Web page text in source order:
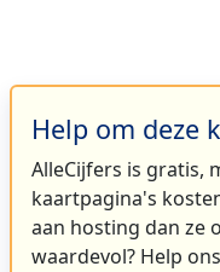
Help om deze
AlleCijfers is gratis,
kaartpagina's
aan hosting dan ze
waardevol? Help